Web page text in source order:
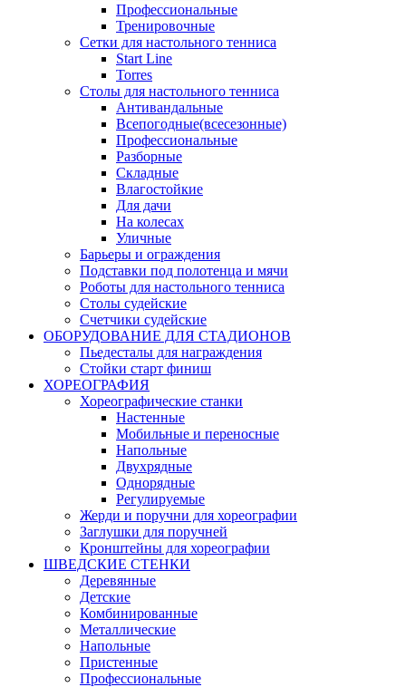
Профессиональные
Тренировочные
Сетки для настольного тенниса
Start Line
Torres
Столы для настольного тенниса
Антивандальные
Всепогодные(всесезонные)
Профессиональные
Разборные
Складные
Влагостойкие
Для дачи
На колесах
Уличные
Барьеры и ограждения
Подставки под полотенца и мячи
Роботы для настольного тенниса
Столы судейские
Счетчики судейские
ОБОРУДОВАНИЕ ДЛЯ СТАДИОНОВ
Пьедесталы для награждения
Стойки старт финиш
ХОРЕОГРАФИЯ
Хореографические станки
Настенные
Мобильные и переносные
Напольные
Двухрядные
Однорядные
Регулируемые
Жерди и поручни для хореографии
Заглушки для поручней
Кронштейны для хореографии
ШВЕДСКИЕ СТЕНКИ
Деревянные
Детские
Комбинированные
Металлические
Напольные
Пристенные
Профессиональные